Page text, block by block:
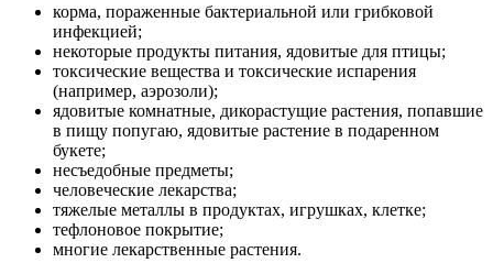
корма, пораженные бактериальной или грибковой
инфекцией;
некоторые продукты питания, ядовитые для птицы;
токсические вещества и токсические испарения
(например, аэрозоли);
ядовитые комнатные, дикорастущие растения, попавшие
в пищу попугаю, ядовитые растение в подаренном
букете;
несъедобные предметы;
человеческие лекарства;
тяжелые металлы в продуктах, игрушках, клетке;
тефлоновое покрытие;
многие лекарственные растения.